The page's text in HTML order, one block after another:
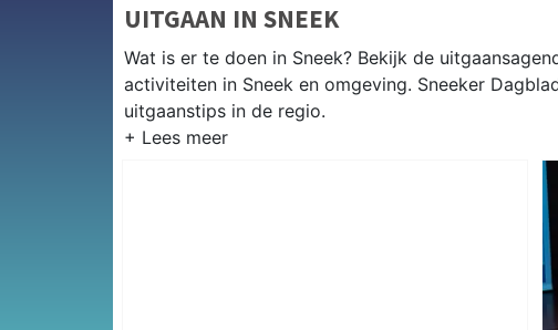
UITGAAN IN SNEEK
Wat is er te doen in Sneek? Bekijk de
activiteiten in Sneek en omgeving. Sneeker
uitgaanstips in de regio.
Van markten en culturele evenementen tot